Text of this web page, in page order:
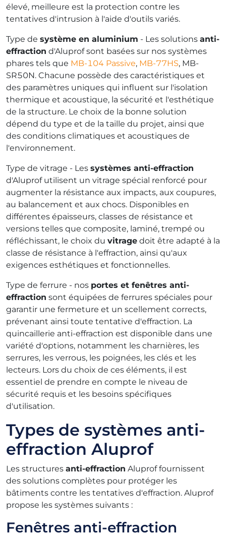
élevé, meilleure est la protection contre les
tentatives d'intrusion à l'aide d'outils variés.
Type de système en aluminium - Les solutions anti-
effraction d'Aluprof sont basées sur nos systèmes
phares tels que MB-104 Passive, MB-77HS, MB-
SR50N. Chacune possède des caractéristiques et
des paramètres uniques qui influent sur l'isolation
thermique et acoustique, la sécurité et l'esthétique
de la structure. Le choix de la bonne solution
dépend du type et de la taille du projet, ainsi que
des conditions climatiques et acoustiques de
l'environnement.
Type de vitrage - Les systèmes anti-effraction
d'Aluprof utilisent un vitrage spécial renforcé pour
augmenter la résistance aux impacts, aux coupures,
au balancement et aux chocs. Disponibles en
différentes épaisseurs, classes de résistance et
versions telles que composite, laminé, trempé ou
réfléchissant, le choix du vitrage doit être adapté à la
classe de résistance à l'effraction, ainsi qu'aux
exigences esthétiques et fonctionnelles.
Type de ferrure - nos portes et fenêtres anti-
effraction sont équipées de ferrures spéciales pour
garantir une fermeture et un scellement corrects,
prévenant ainsi toute tentative d'effraction. La
quincaillerie anti-effraction est disponible dans une
variété d'options, notamment les charnières, les
serrures, les verrous, les poignées, les clés et les
lecteurs. Lors du choix de ces éléments, il est
essentiel de prendre en compte le niveau de
sécurité requis et les besoins spécifiques
d'utilisation.
Types de systèmes anti-
effraction Aluprof
Les structures anti-effraction Aluprof fournissent
des solutions complètes pour protéger les
bâtiments contre les tentatives d'effraction. Aluprof
propose les systèmes suivants :
Fenêtres anti-effraction